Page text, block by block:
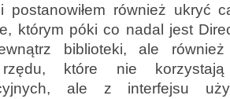
postanowiłem również ukryć
którym póki co nadal jest
biblioteki, ale również
rzędu, które nie
ale z interfejsu